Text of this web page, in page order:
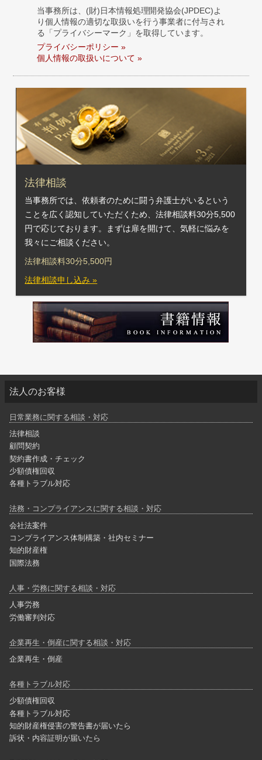
当事務所は、(財)日本情報処理開発協会(JPDEC)よ
り個人情報の適切な取扱いを行う事業者に付与され
る「プライバシーマーク」を取得しています。
プライバシーポリシー »
個人情報の取扱いについて »
法律相談
当事務所では、依頼者のために闘う弁護士がいるという
ことを広く認知していただくため、法律相談料30分5,500
円で応じております。まずは扉を開けて、気軽に悩みを
我々にご相談ください。
法律相談料30分5,500円
法律相談申し込み »
法人のお客様
日常業務に関する相談・対応
法律相談
顧問契約
契約書作成・チェック
少額債権回収
各種トラブル対応
法務・コンプライアンスに関する相談・対応
会社法案件
コンプライアンス体制構築・社内セミナー
知的財産権
国際法務
人事・労務に関する相談・対応
人事労務
労働審判対応
企業再生・倒産に関する相談・対応
企業再生・倒産
各種トラブル対応
少額債権回収
各種トラブル対応
知的財産権侵害の警告書が届いたら
訴状・内容証明が届いたら